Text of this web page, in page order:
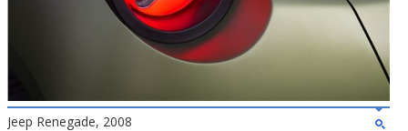
Jeep Renegade, 2008